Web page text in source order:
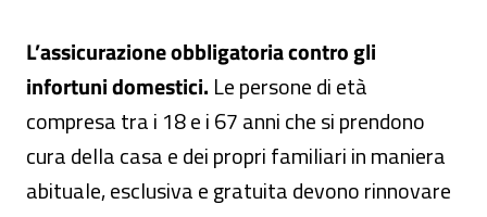
L’assicurazione obbligatoria contro gli
infortuni domestici. Le persone di età
compresa tra i 18 e i 67 anni che si prendono
cura della casa e dei propri familiari in maniera
abituale, esclusiva e gratuita devono rinnovare